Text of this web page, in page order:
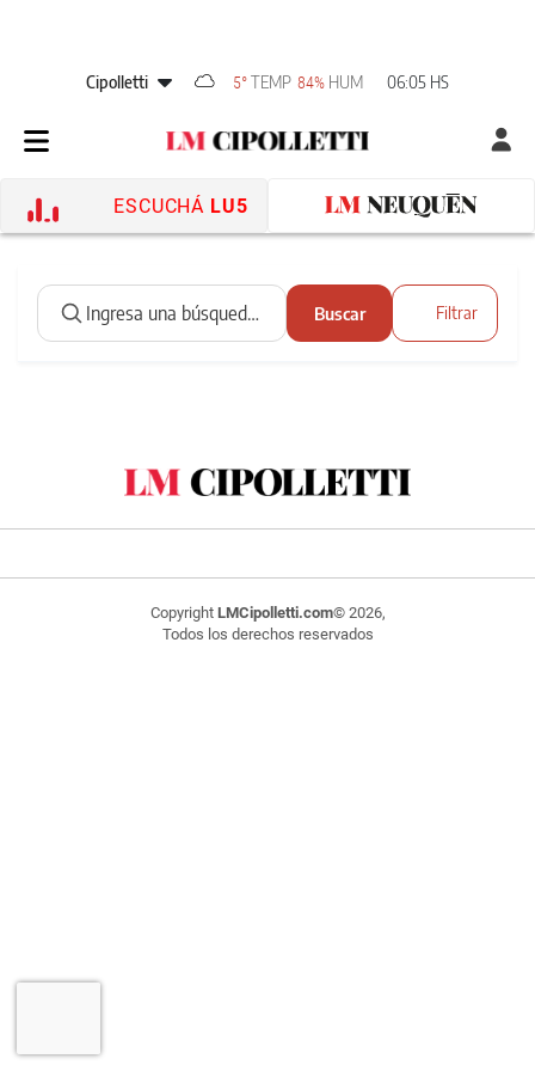
Cipolletti 5° TEMP 84% HUM 06:05 HS
ESCUCHÁ LU5
Buscar Filtrar
Copyright LMCipolletti.com© 2026,
Todos los derechos reservados